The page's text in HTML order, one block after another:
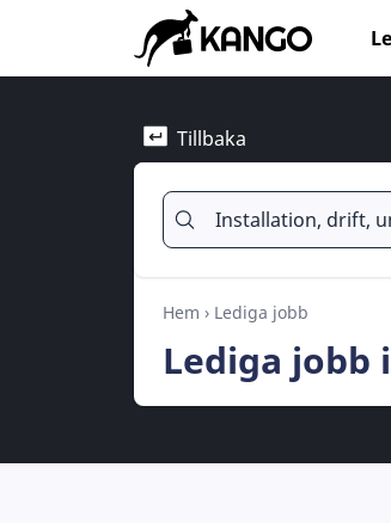
Tillbaka
Hem › Lediga jobb
Lediga